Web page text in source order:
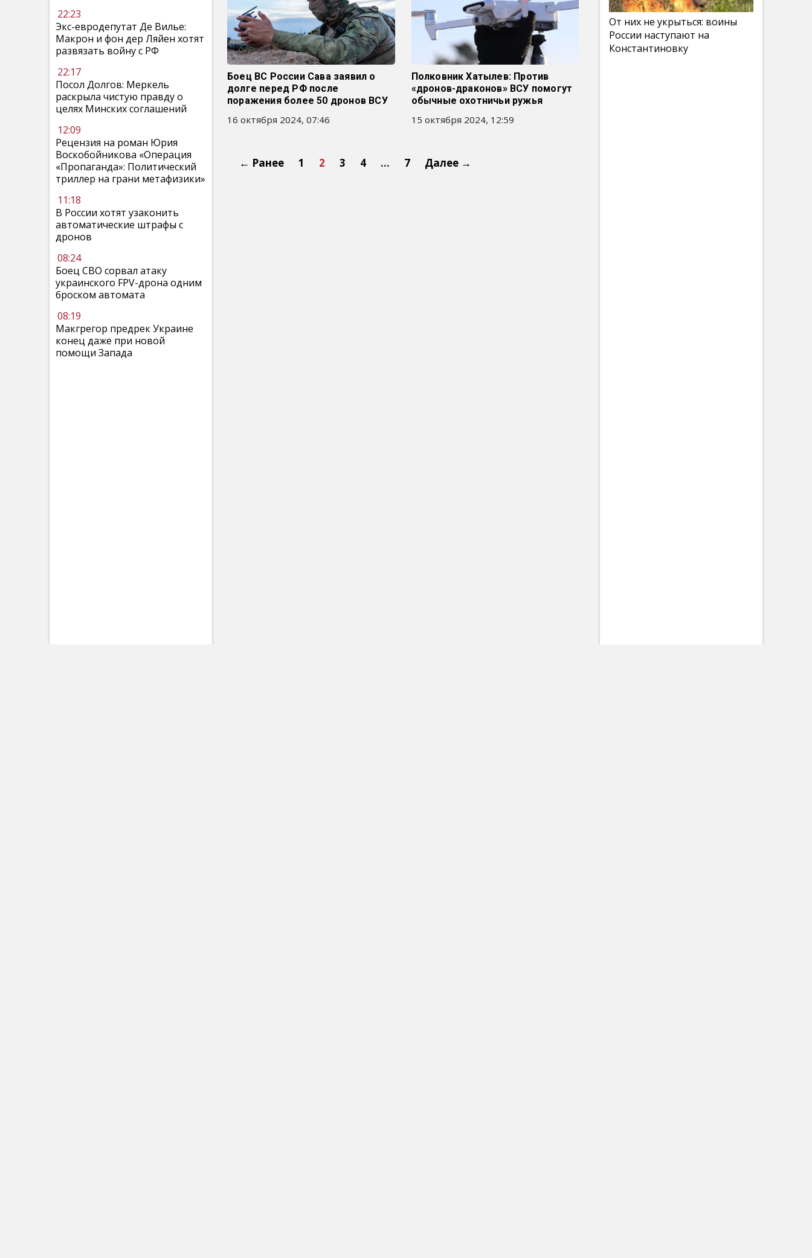
22:23
Экс-евродепутат Де Вилье:
Макрон и фон дер Ляйен хотят
развязать войну с РФ
22:17
Посол Долгов: Меркель
раскрыла чистую правду о
целях Минских соглашений
12:09
Рецензия на роман Юрия
Воскобойникова «Операция
«Пропаганда»: Политический
триллер на грани метафизики»
11:18
В России хотят узаконить
автоматические штрафы с
дронов
08:24
Боец СВО сорвал атаку
украинского FPV-дрона одним
броском автомата
08:19
Макгрегор предрек Украине
конец даже при новой
помощи Запада
Боец ВС России Сава заявил о
долге перед РФ после
поражения более 50 дронов ВСУ
16 октября 2024, 07:46
Полковник Хатылев: Против
«дронов-драконов» ВСУ помогут
обычные охотничьи ружья
15 октября 2024, 12:59
← Ранее 1 2 3 4 … 7 Далее →
От них не укрыться: воины
России наступают на
Константиновку